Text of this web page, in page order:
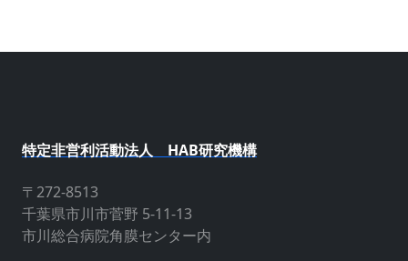
特定非営利活動法人 HAB研究機構
〒272-8513
千葉県市川市菅野 5-11-13
市川総合病院角膜センター内